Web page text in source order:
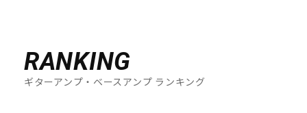
RANKING
ギターアンプ・ベースアンプ ランキング